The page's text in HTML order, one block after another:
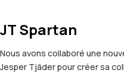
JT Spartan
Nous avons collaboré une
Jesper Tjäder pour créer sa